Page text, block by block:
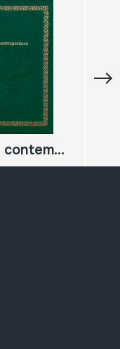
La música contemporánea